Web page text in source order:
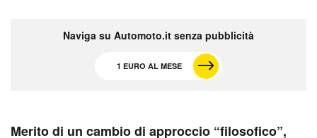
Naviga su Automoto.it senza pubblicità
1 EURO AL MESE
Merito di un cambio di approccio “filosofico”,